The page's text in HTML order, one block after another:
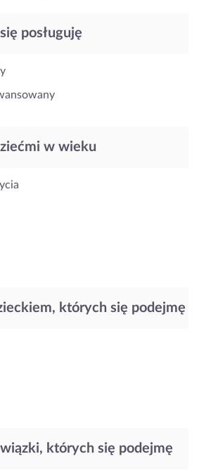
posługuję
w wieku
których się podejmę
których się podejmę